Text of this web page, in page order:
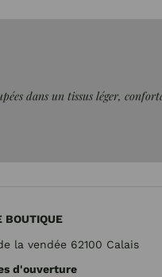
dans un tissus léger,
BOUTIQUE
la vendée 62100 Calais
d'ouverture